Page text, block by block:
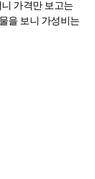
가격만 보고는
을 보니 가성비는